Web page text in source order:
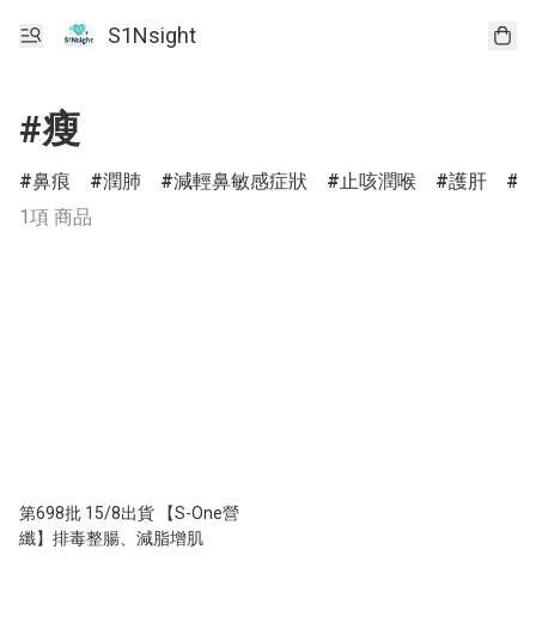
S1Nsight
#瘦
鼻痕 潤肺 減輕鼻敏感症狀 止咳潤喉 護肝
1項 商品
第698批 15/8出貨 【S-One營
纖】排毒整腸、減脂增肌